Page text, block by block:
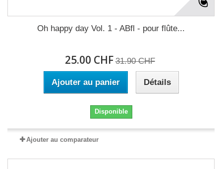
Oh happy day Vol. 1 - ABfl - pour flûte...
25.00 CHF 31.90 CHF
Ajouter au panier Détails
Disponible
Ajouter au comparateur